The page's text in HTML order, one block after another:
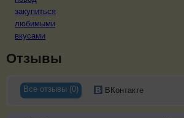
закупиться
любимыми
вкусами
Отзывы
Все отзывы (0) ВКонтакте